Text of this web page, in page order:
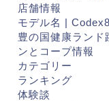
店舗情報
モデル名 |
豊の国健康ランド
ンとコープ情報
カテゴリー
ランキング
体験談